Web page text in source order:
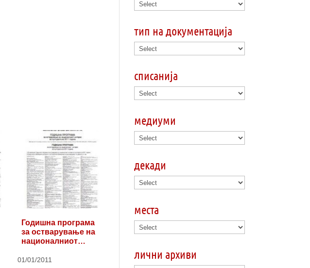
Годишна програма
за остварување на
националниот…
01/01/2011
тип на документација
списанија
медиуми
декади
места
лични архиви